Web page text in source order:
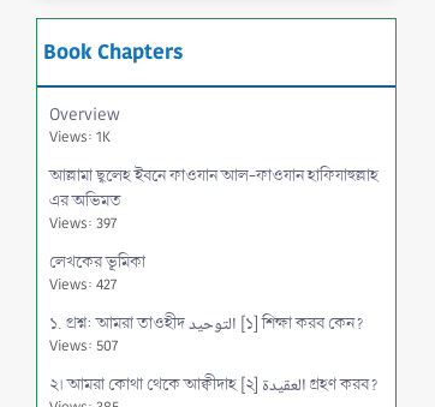
Book Chapters
Overview
Views: 1K
আল্লামা ছ্বলেহ ইবনে ফাওযান আল-ফাওযান হাফিযাহুল্লাহ
এর অভিমত
Views: 397
লেখকের ভূমিকা
Views: 427
১. প্রশ্ন: আমরা তাওহীদ التوحيد [১] শিক্ষা করব কেন?
Views: 507
২। আমরা কোথা থেকে আক্বীদাহ [২] العقيدة গ্রহণ করব?